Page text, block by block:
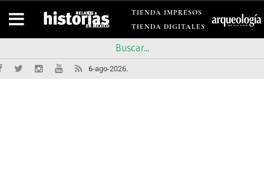
TIENDA IMPRESOS
TIENDA DIGITALES
6-ago-2026.